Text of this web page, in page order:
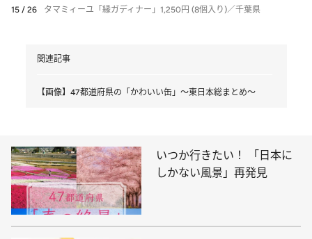
15 / 26 タマミィーユ「縁ガディナー」1,250円 (8個入り)／千葉県
関連記事
【画像】47都道府県の「かわいい缶」～東日本総まとめ～
いつか行きたい！ 「日本に
しかない風景」再発見